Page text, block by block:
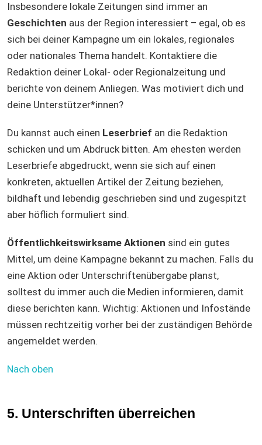
Insbesondere lokale Zeitungen sind immer an
Geschichten aus der Region interessiert – egal, ob es
sich bei deiner Kampagne um ein lokales, regionales
oder nationales Thema handelt. Kontaktiere die
Redaktion deiner Lokal- oder Regionalzeitung und
berichte von deinem Anliegen. Was motiviert dich und
deine Unterstützer*innen?
Du kannst auch einen Leserbrief an die Redaktion
schicken und um Abdruck bitten. Am ehesten werden
Leserbriefe abgedruckt, wenn sie sich auf einen
konkreten, aktuellen Artikel der Zeitung beziehen,
bildhaft und lebendig geschrieben sind und zugespitzt
aber höflich formuliert sind.
Öffentlichkeitswirksame Aktionen sind ein gutes
Mittel, um deine Kampagne bekannt zu machen. Falls du
eine Aktion oder Unterschriftenübergabe planst,
solltest du immer auch die Medien informieren, damit
diese berichten kann. Wichtig: Aktionen und Infostände
müssen rechtzeitig vorher bei der zuständigen Behörde
angemeldet werden.
Nach oben
5. Unterschriften überreichen